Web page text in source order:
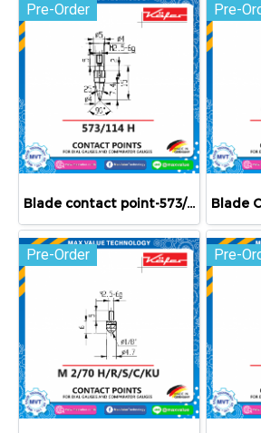
Pre-Order
Blade contact point-573/114 H
Pre-
Pre-Order Pre-